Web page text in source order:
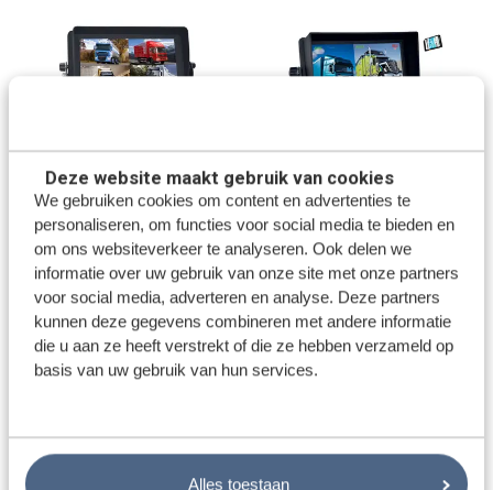
Deze website maakt gebruik van cookies
We gebruiken cookies om content en advertenties te
personaliseren, om functies voor social media te bieden en
om ons websiteverkeer te analyseren. Ook delen we
informatie over uw gebruik van onze site met onze partners
voor social media, adverteren en analyse. Deze partners
kunnen deze gegevens combineren met andere informatie
die u aan ze heeft verstrekt of die ze hebben verzameld op
basis van uw gebruik van hun services.
Alles toestaan
ProSight
9 inch HD Quad monitor met
luidspreker
€209,00
...rest van de knop code...
BEKIJK PRODUCT
ProSight
9 inch Splitscreen Monitor
€179,00
...rest van de knop code...
BEKIJK PRODUCT
9 Inch Monitoren